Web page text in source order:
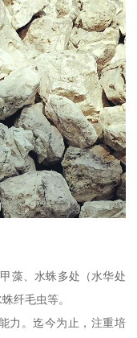
藻、水蛛多处（水华处
纤毛虫等。
力。迄今为止，注重培